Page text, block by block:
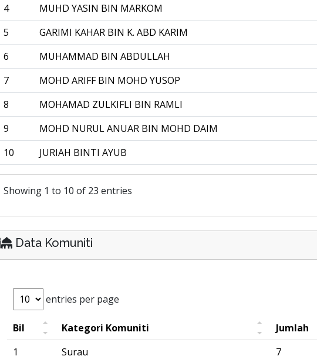
4
MUHD YASIN BIN MARKOM
5
GARIMI KAHAR BIN K. ABD KARIM
6
MUHAMMAD BIN ABDULLAH
7
MOHD ARIFF BIN MOHD YUSOP
8
MOHAMAD ZULKIFLI BIN RAMLI
9
MOHD NURUL ANUAR BIN MOHD DAIM
10
JURIAH BINTI AYUB
Showing 1 to 10 of 23 entries
Data Komuniti
entries per page
Bil Kategori Komuniti Jumlah
1
Surau
7